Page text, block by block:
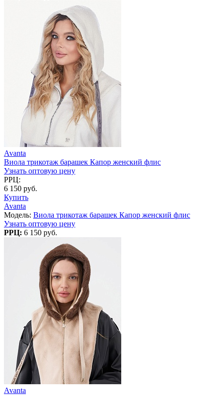
Avanta
Виола трикотаж барашек Капор женский флис
Узнать оптовую цену
РРЦ:
6 150 руб.
Купить
Avanta
Модель: Виола трикотаж барашек Капор женский флис
Узнать оптовую цену
РРЦ: 6 150 руб.
Avanta